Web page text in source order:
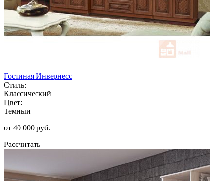
Гостиная Инвернесс
Стиль:
Классический
Цвет:
Темный
от 40 000 руб.
Рассчитать